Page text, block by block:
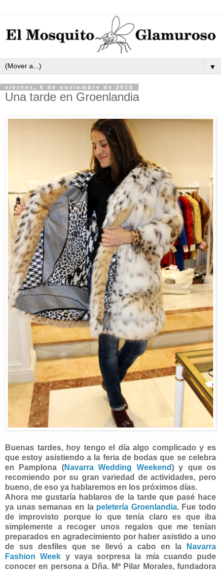
▼
viernes, 6 de noviembre de 2015
Una tarde en Groenlandia
Buenas tardes, hoy tengo el día algo complicado y es
que estoy asistiendo a la feria de bodas que se celebra
en Pamplona (Navarra Wedding Weekend) y que os
recomiendo por su gran variedad de actividades, pero
bueno, de eso ya hablaremos en los próximos días.
Ahora me gustaría hablaros de la tarde que pasé hace
ya unas semanas en la peletería Groenlandia. Fue todo
de improvisto porque lo que tenía claro es que iba
simplemente a recoger unos regalos que me tenían
preparados en agradecimiento por haber asistido a uno
de sus desfiles que se llevó a cabo en la
Navarra
Fashion Week y vaya sorpresa la mía cuando pude
conocer en persona a Dña. Mª Pilar Morales, fundadora